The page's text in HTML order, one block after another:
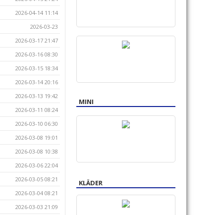
2026-04-14 11:14
2026-03-23
2026-03-17 21:47
2026-03-16 08:30
2026-03-15 18:34
2026-03-14 20:16
2026-03-13 19:42
2026-03-11 08:24
2026-03-10 06:30
2026-03-08 19:01
2026-03-08 10:38
2026-03-06 22:04
2026-03-05 08:21
2026-03-04 08:21
2026-03-03 21:09
MINI
KLÄDER